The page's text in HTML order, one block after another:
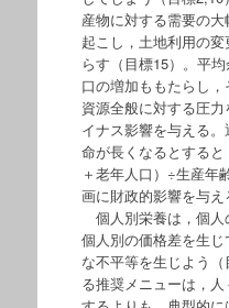
産物に対する需要の
起こし，土地利用の
らす（目標15）。平
口の増加ももたらし
資源全般に対する圧
イナス影響を与える
命が長くなるとする
＋老年人口）÷生産年
画に財政的影響を与え
個人別栄養は，個人
個人別の価格差を生
な不平等を生じよう
る推奨メニューは，